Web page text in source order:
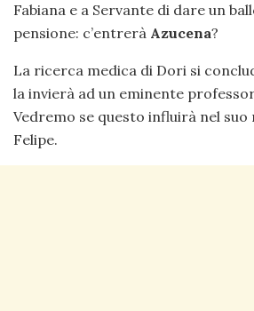
Fabiana e a Servante di dare un
pensione: c’entrerà Azucena?
La ricerca medica di Dori si
la invierà ad un eminente
Vedremo se questo influirà nel
Felipe.